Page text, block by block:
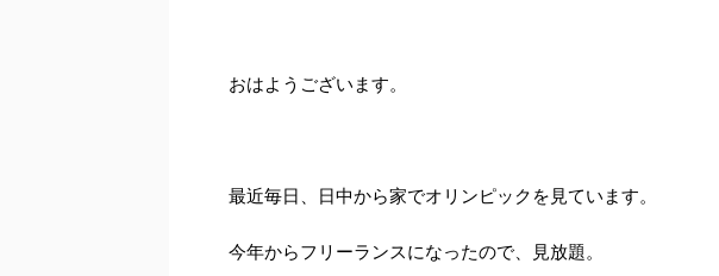
おはようございます。
最近毎日、日中から家でオリンピックを見ています。
今年からフリーランスになったので、見放題。